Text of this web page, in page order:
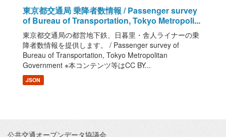
東京都交通局 乗降者数情報 / Passenger survey
of Bureau of Transportation, Tokyo Metropoli...
東京都交通局の都営地下鉄、日暮里・舎人ライナーの乗
降者数情報を提供します。 / Passenger survey of
Bureau of Transportation, Tokyo Metropolitan
Government ※本コンテンツ等はCC BY...
JSON
公共交通オープンデータ協議会